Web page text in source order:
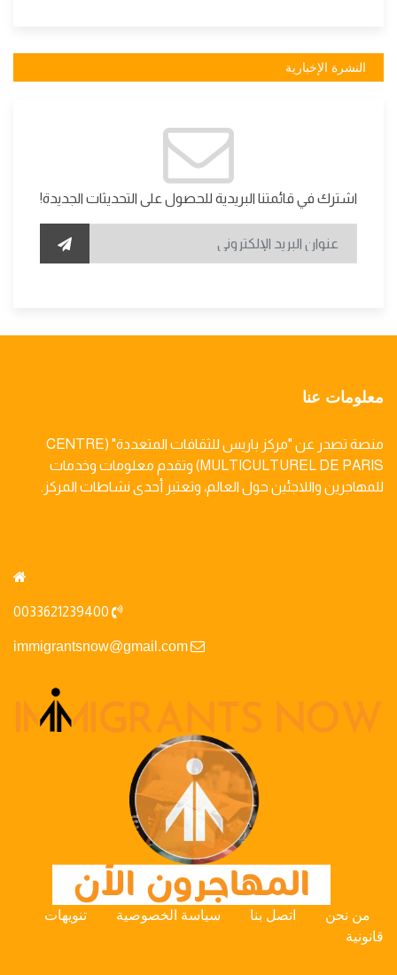
النشرة الإخبارية
اشترك في قائمتنا البريدية للحصول على التحديثات الجديدة!
معلومات عنا
منصة تصدر عن "مركز باريس للثقافات المتعددة" (CENTRE
MULTICULTUREL DE PARIS) وتقدم معلومات وخدمات
للمهاجرين واللاجئين حول العالم، وتعتبر أحدى نشاطات المركز.
immigrantsnow@gmail.com
من نحن اتصل بنا سياسة الخصوصية
تنويهات
قانونية